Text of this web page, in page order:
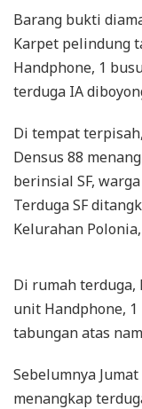
Barang bukti
Karpet pelindung
Handphone, 1
terduga IA
Di tempat
Densus 88
berinsial SF,
Terduga SF
Kelurahan
Di rumah terduga,
unit Handphone,
tabungan atas
Sebelumnya
menangkap